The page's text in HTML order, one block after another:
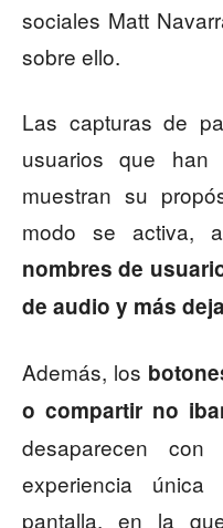
sociales Matt
sobre ello.
Las capturas de
usuarios que han
muestran su
modo se activa,
nombres de
de audio y más
Además, los
o compartir no
desaparecen
experiencia
pantalla, en la